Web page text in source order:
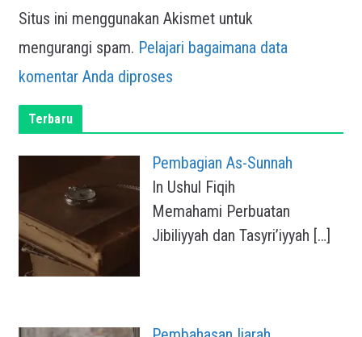
Situs ini menggunakan Akismet untuk
mengurangi spam. Pelajari bagaimana data
komentar Anda diproses
Terbaru
Pembagian As-Sunnah
In Ushul Fiqih
Memahami Perbuatan
Jibiliyyah dan Tasyri’iyyah […]